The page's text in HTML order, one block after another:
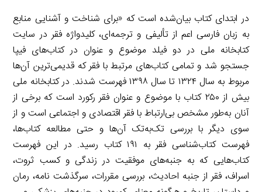
در ابتدای کتاب بیان‌شده است که «برای شناخت و آشنایی منابع
به زبان فارسی اعم از تألیفی و ترجمه‌ای، کلیدواژه فقر در سایت
کتابخانه ملی در دو فیلد موضوع و عنوان در کتاب‌های فیپا
جستجو شد و تمامی کتاب‌های مرتبط با فقر که قدیمی‌ترین آن‌ها
مربوط به سال ۱۳۲۴ تا سال ۱۳۹۸ فهرست شدند. در کتابخانه ملی
بیش از ۲۵۰ کتاب با موضوع و عنوان فقر رکورد است که برخی از
آنان به‌طور مشخص بی‌ارتباط با فقر اقتصادی و اجتماعی است و از
سوی دیگر با بررسی تک‌به‌تک آن‌ها و حتی مطالعه کتاب‌ها،
فهرست کتاب‌شناسی فقر به ۱۹۱ کتاب رسید. در این فهرست
کتاب‌هایی که به جنبه‌های موفقیت در زندگی و کسب ثروت،
اسراف، فقر از جنبه احادیث، بررسی مقررات، سرگذشت نامه، رمان